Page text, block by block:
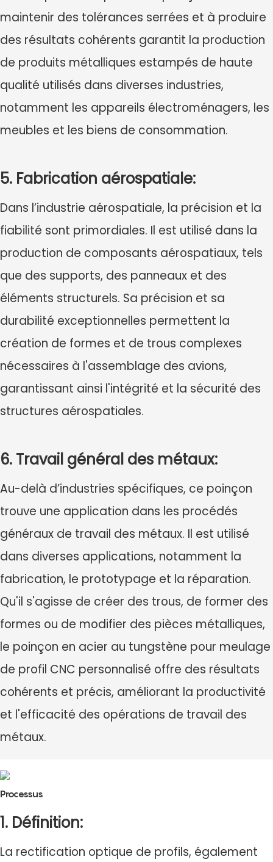
maintenir des tolérances serrées et à produire
des résultats cohérents garantit la production
de produits métalliques estampés de haute
qualité utilisés dans diverses industries,
notamment les appareils électroménagers, les
meubles et les biens de consommation.
5. Fabrication aérospatiale:
Dans l’industrie aérospatiale, la précision et la
fiabilité sont primordiales. Il est utilisé dans la
production de composants aérospatiaux, tels
que des supports, des panneaux et des
éléments structurels. Sa précision et sa
durabilité exceptionnelles permettent la
création de formes et de trous complexes
nécessaires à l'assemblage des avions,
garantissant ainsi l'intégrité et la sécurité des
structures aérospatiales.
6. Travail général des métaux:
Au-delà d’industries spécifiques, ce poinçon
trouve une application dans les procédés
généraux de travail des métaux. Il est utilisé
dans diverses applications, notamment la
fabrication, le prototypage et la réparation.
Qu'il s'agisse de créer des trous, de former des
formes ou de modifier des pièces métalliques,
le poinçon en acier au tungstène pour meulage
de profil CNC personnalisé offre des résultats
cohérents et précis, améliorant la productivité
et l'efficacité des opérations de travail des
métaux.
Processus
1. Définition:
La rectification optique de profils, également